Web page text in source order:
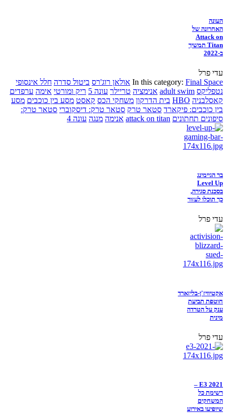
העונה
האחרונה של
Attack on
Titan תמשיך
ב-2022
עדי פרל
In this category: Final Space אולאן רוג'רס ביטול סדרה חלל אינסופי
נטפליקס adult swim אנימציה טריילר עונה 5 ריק ומורטי אימה ערפדים
קאסלבניה HBO בית הדרקון משחקי הכס קאסט מסע בין כוכבים מסע
בין כוכבים: פיקארד סטאר טרק סטאר טרק: דיסקוברי סטאר טרק:
סיפונים תחתונים attack on titan אנימה מנגה עונה 4
בר הגיימינג
Level Up
בסכנת סגירה,
כך תוכלו לעזור
עדי פרל
אקטיוויז'ן-בליזארד
חוטפת תביעת
ענק על הטרדה
מינית
עדי פרל
E3 2021 –
רשימת כל
המשחקים
שיופיעו באירוע